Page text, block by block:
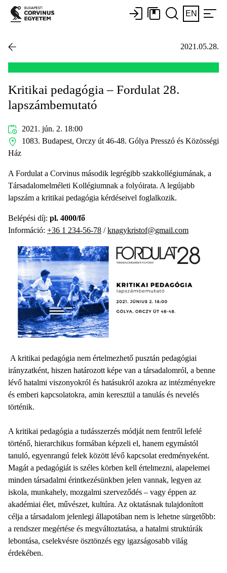
EN
2021.05.28.
Kritikai pedagógia – Fordulat 28.
lapszámbemutató
2021. jún. 2. 18:00
1083. Budapest, Orczy út 46-48. Gólya Presszó és Közösségi
Ház
A Fordulat a Corvinus második legrégibb szakkollégiumának, a
Társadalomelméleti Kollégiumnak a folyóirata. A legújabb
lapszám a kritikai pedagógia kérdéseivel foglalkozik.
Belépési díj: pl. 4000/fő
Információ: +36 1 234-56-78 /knagykristof@gmail.com
A kritikai pedagógia nem értelmezhető pusztán pedagógiai
irányzatként, hiszen határozott képe van a társadalomról, a benne
lévő hatalmi viszonyokról és hatásukról azokra az intézményekre
és emberi kapcsolatokra, amin keresztül a tanulás és nevelés
történik.
A kritikai pedagógia a tudásszerzés módját nem fentről lefelé
történő, hierarchikus formában képzeli el, hanem egymástól
tanuló, egyenrangú felek között lévő kapcsolat eredményeként.
Magát a pedagógiát is széles körben kell értelmezni, alapelemei
minden társadalmi érintkezésünkben jelen vannak, legyen az
iskola, munkahely, mozgalmi szerveződés – vagy éppen az
akadémiai élet, művészet, kultúra. Az oktatásnak tulajdonított
célja a társadalom jelenlegi állapotában nem is lehetne sürgetőbb:
a rendszer megértése és megváltoztatása, a hatalmi struktúrák
lebontása, cselekvésre ösztönzés egy igazságosabb világ
érdekében.